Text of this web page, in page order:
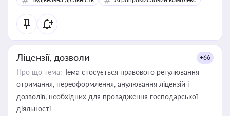
Ліцензії, дозволи +66
Про що тема: Тема стосується правового регулювання
отримання, переоформлення, анулювання ліцензій і
дозволів, необхідних для провадження господарської
діяльності